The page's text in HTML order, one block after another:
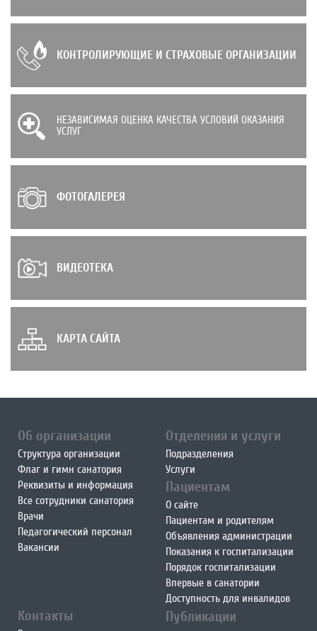
КОНТРОЛИРУЮЩИЕ И СТРАХОВЫЕ ОРГАНИЗАЦИИ
НЕЗАВИСИМАЯ ОЦЕНКА КАЧЕСТВА УСЛОВИЙ ОКАЗАНИЯ
УСЛУГ
ФОТОГАЛЕРЕЯ
ВИДЕОТЕКА
КАРТА САЙТА
Об организации
Структура организации
Флаг и гимн санатория
Реквизиты и информация
Все сотрудники санатория
Врачи
Педагогический персонал
Вакансии
Отделения и услуги
Подразделения
Услуги
Пациентам
О сайте
Пациентам и родителям
Объявления администрации
Показания к госпитализации
Порядок госпитализации
Впервые в санатории
Доступность для инвалидов
Контакты Публикации